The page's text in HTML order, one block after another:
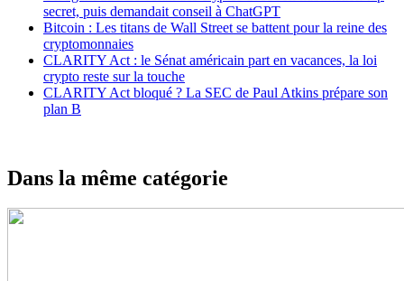
secret, puis demandait conseil à ChatGPT
Bitcoin : Les titans de Wall Street se battent pour la reine des
cryptomonnaies
CLARITY Act : le Sénat américain part en vacances, la loi
crypto reste sur la touche
CLARITY Act bloqué ? La SEC de Paul Atkins prépare son
plan B
Dans la même catégorie